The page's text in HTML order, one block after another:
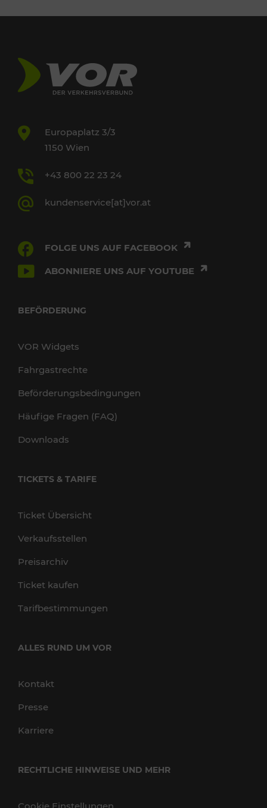
Europaplatz 3/3
1150 Wien
+43 800 22 23 24
kundenservice[at]vor.at
FOLGE UNS AUF FACEBOOK
ABONNIERE UNS AUF YOUTUBE
BEFÖRDERUNG
VOR Widgets
Fahrgastrechte
Beförderungsbedingungen
Häufige Fragen (FAQ)
Downloads
TICKETS & TARIFE
Ticket Übersicht
Verkaufsstellen
Preisarchiv
Ticket kaufen
Tarifbestimmungen
ALLES RUND UM VOR
Kontakt
Presse
Karriere
RECHTLICHE HINWEISE UND MEHR